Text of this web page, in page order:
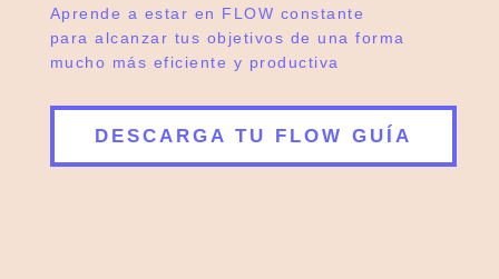
Aprende a estar en FLOW constante
para alcanzar tus objetivos de una forma
mucho más eficiente y productiva
DESCARGA TU FLOW GUÍA